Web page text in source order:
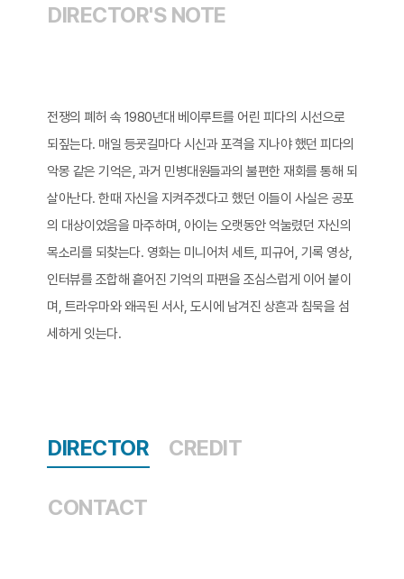
DIRECTOR'S NOTE
전쟁의 폐허 속 1980년대 베이루트를 어린 피다의 시선으로
되짚는다. 매일 등굣길마다 시신과 포격을 지나야 했던 피다의
악몽 같은 기억은, 과거 민병대원들과의 불편한 재회를 통해 되
살아난다. 한때 자신을 지켜주겠다고 했던 이들이 사실은 공포
의 대상이었음을 마주하며, 아이는 오랫동안 억눌렸던 자신의
목소리를 되찾는다. 영화는 미니어처 세트, 피규어, 기록 영상,
인터뷰를 조합해 흩어진 기억의 파편을 조심스럽게 이어 붙이
며, 트라우마와 왜곡된 서사, 도시에 남겨진 상흔과 침묵을 섬
세하게 잇는다.​
DIRECTOR CREDIT
CONTACT